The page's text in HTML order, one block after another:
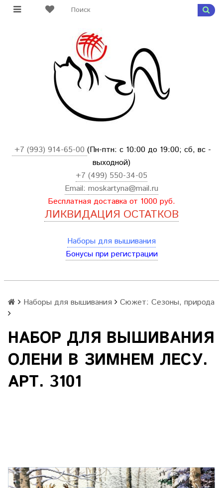
+7 (993) 914-65-00 (Пн-птн: с 10:00 до 19:00; сб, вс -
выходной)
+7 (499) 550-34-05
Email: moskartyna@mail.ru
Бесплатная доставка от 1000 руб.
ЛИКВИДАЦИЯ ОСТАТКОВ
Наборы для вышивания
Бонусы при регистрации
Наборы для вышивания Сюжет: Сезоны, природа
НАБОР ДЛЯ ВЫШИВАНИЯ
ОЛЕНИ В ЗИМНЕМ ЛЕCУ.
АРТ. 3101